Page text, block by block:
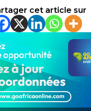
cet article sur